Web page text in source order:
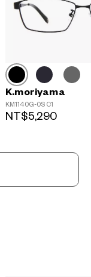
K.moriyama
KM1140G-0S C1
NT$5,290